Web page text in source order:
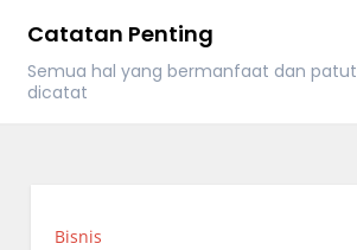
content
Catatan Penting
Semua hal yang bermanfaat dan patut
dicatat
Bisnis